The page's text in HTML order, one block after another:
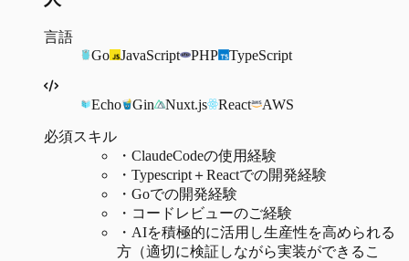
言語
Go
JavaScript PHP TypeScript
Echo Gin Nuxt.js React AWS
必須スキル
・ ClaudeCodeの使用経験
・ Typescript＋Reactでの開発経験
・ Goでの開発経験
・ コードレビューのご経験
・ AIを積極的に活用し生産性を高められる
方（適切に検証しながら実装ができるこ